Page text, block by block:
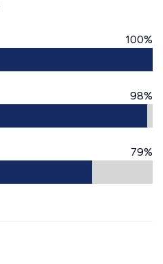
100%
98%
79%